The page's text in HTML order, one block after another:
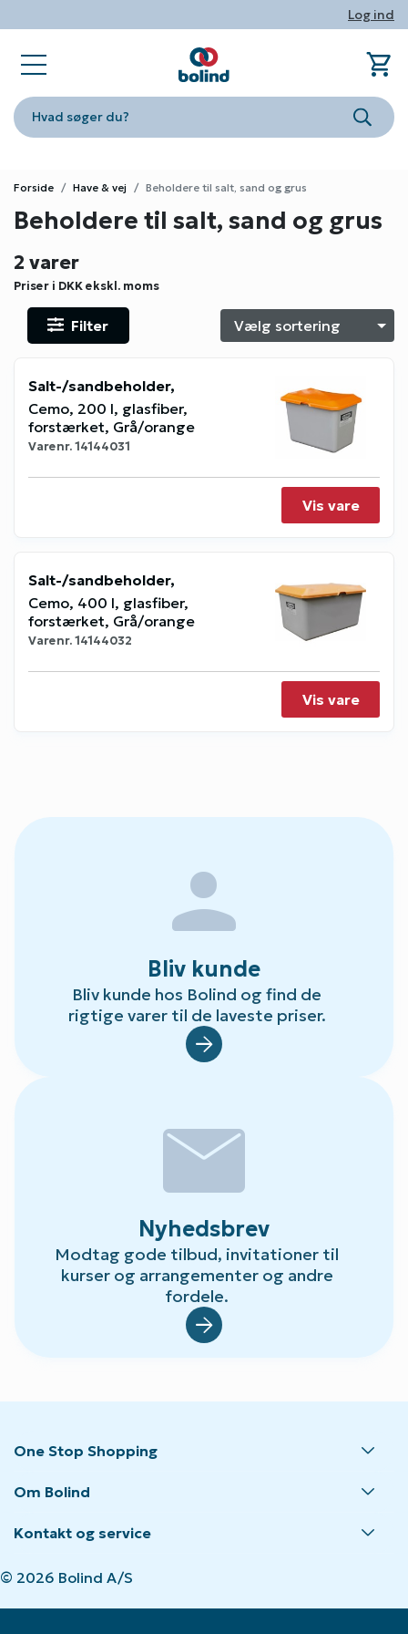
Log ind
Hvad søger du?
Søg
book_ribbon
store
Om
phonestar
person
Log
shopping_cart
Forside Have & vej Beholdere til salt, sand og grus
Beholdere til salt, sand og grus
2 varer
Priser i DKKekskl. moms
Filter
Salt-/sandbeholder,
Cemo, 200 l, glasfiber,
forstærket, Grå/orange
Varenr.14144031
Vis vare
Salt-/sandbeholder,
Cemo, 400 l, glasfiber,
forstærket, Grå/orange
Varenr.14144032
Vis vare
person
Bliv kunde
Bliv kunde hos Bolind og find de
rigtige varer til de laveste priser.
Default.aspx?Id=78
mail
Nyhedsbrev
Modtag gode tilbud, invitationer til
kurser og arrangementer og andre
fordele.
Default.aspx?Id=23
One Stop Shopping
Om Bolind
Kontakt og service
© 2026 Bolind A/S